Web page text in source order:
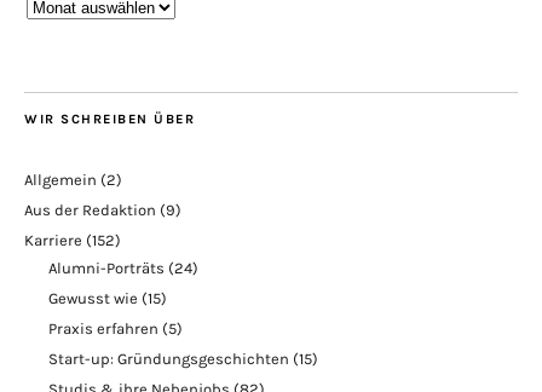
Blogarchiv
WIR SCHREIBEN ÜBER
Allgemein (2)
Aus der Redaktion (9)
Karriere (152)
Alumni-Porträts (24)
Gewusst wie (15)
Praxis erfahren (5)
Start-up: Gründungsgeschichten (15)